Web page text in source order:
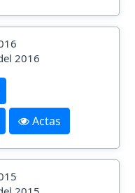
2016
Actas